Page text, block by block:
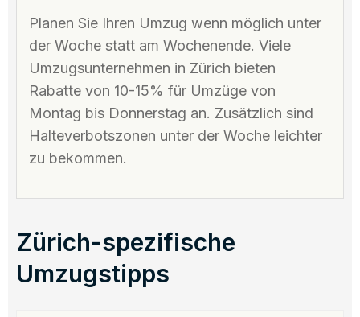
Planen Sie Ihren Umzug wenn möglich unter
der Woche statt am Wochenende. Viele
Umzugsunternehmen in Zürich bieten
Rabatte von 10-15% für Umzüge von
Montag bis Donnerstag an. Zusätzlich sind
Halteverbotszonen unter der Woche leichter
zu bekommen.
Zürich-spezifische
Umzugstipps